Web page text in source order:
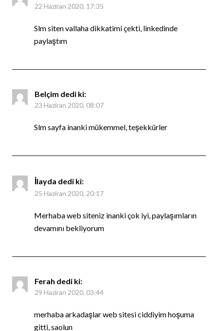
22 Haziran 2020, 17:35
Slm siten vallaha dikkatimi çekti, linkedinde
paylaştım
Belçim dedi ki:
23 Haziran 2020, 08:07
Slm sayfa inanki mükemmel, teşekkürler
İlayda dedi ki:
25 Haziran 2020, 20:17
Merhaba web siteniz inanki çok iyi, paylaşımların
devamını bekliyorum
Ferah dedi ki:
29 Haziran 2020, 03:44
merhaba arkadaşlar web sitesi ciddiyim hoşuma
gitti, saolun